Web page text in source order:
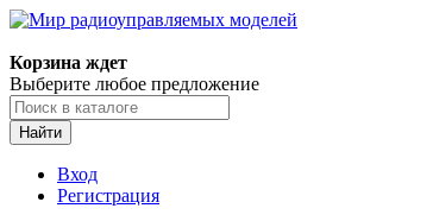
Корзина ждет
Выберите любое предложение
Найти
Вход
Регистрация